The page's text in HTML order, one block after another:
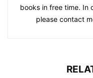
books in free time. In
please contact